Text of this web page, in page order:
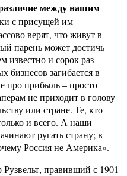
между нашим
с присущей им
верят, что живут в
парень может достичь
известно и сорок раз
бизнесов загибается в
про прибыль – просто
не приходит в голову
или стране. Те, кто
и всего. А наши
ругать страну; в
Россия не Америка».
правивший с 1901